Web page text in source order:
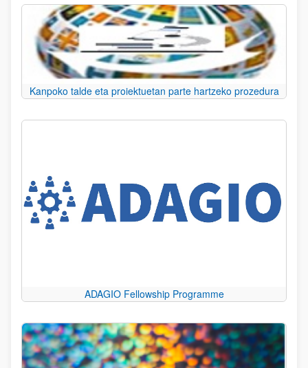
Kanpoko talde eta proiektuetan parte hartzeko prozedura
ADAGIO Fellowship Programme